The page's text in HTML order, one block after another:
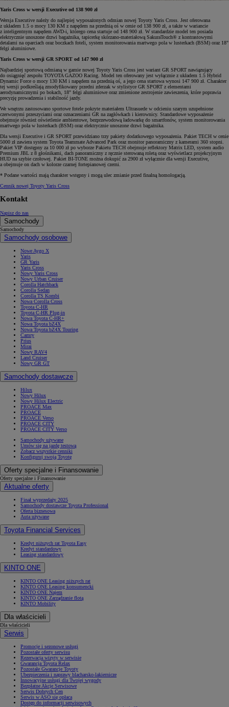
Yaris Cross w wersji Executive od 138 900 zł
Wersja Executive należy do najlepiej wyposażonych odmian nowej Toyoty Yaris Cross. Jest oferowana
z układem 1.5 o mocy 130 KM z napędem na przednią oś w cenie od 138 900 zł, a także w wariancie
z inteligentnym napędem AWD-i, którego cena startuje od 148 900 zł. W standardzie model ten posiada
elektrycznie unoszone drzwi bagażnika, tapicerkę skórzano-materiałową SakuraTouch® z kontrastowymi
detalami na oparciach oraz boczkach foteli, system monitorowania martwego pola w lusterkach (BSM) oraz 18"
felgi aluminiowe.
Yaris Cross w wersji GR SPORT od 147 900 zł
Najbardziej sportową odmianą w gamie nowej Toyoty Yaris Cross jest wariant GR SPORT nawiązujący
do osiągnięć zespołu TOYOTA GAZOO Racing. Model ten oferowany jest wyłącznie z układem 1.5 Hybrid
Dynamic Force o mocy 130 KM i napędem na przednią oś, a jego cena startowa wynosi 147 900 zł. Charakter
tej wersji podkreślają zmodyfikowany przedni zderzak w stylistyce GR SPORT z elementami
aerodynamicznymi po bokach, 18" felgi aluminiowe oraz zmienione zestrojenie zawieszenia, które poprawia
precyzję prowadzenia i stabilność jazdy.
We wnętrzu zastosowano sportowe fotele pokryte materiałem Ultrasuede w odcieniu szarym uzupełnione
czerwonymi przeszyciami oraz oznaczeniami GR na zagłówkach i kierownicy. Standardowe wyposażenie
obejmuje również oświetlenie ambientowe, bezprzewodową ładowarkę do smartfonów, system monitorowania
martwego pola w lusterkach (BSM) oraz elektrycznie unoszone drzwi bagażnika.
Dla wersji Executive i GR SPORT przewidziano trzy pakiety dodatkowego wyposażenia. Pakiet TECH w cenie
5000 zł zawiera system Toyota Teammate Advanced Park oraz monitor panoramiczny z kamerami 360 stopni.
Pakiet VIP dostępny za 10 000 zł po wyborze Pakietu TECH obejmuje reflektory Matrix LED, system audio
Premium JBL z 8 głośnikami, dach panoramiczny z ręcznie sterowaną roletą oraz wyświetlacz projekcyjnym
HUD na szybie czołowej. Pakiet BI-TONE można dokupić za 2900 zł wyłącznie dla wersji Executive,
a obejmuje on dach w kolorze czarnej fortepianowej czerni.
* Podane wartości mają charakter wstępny i mogą ulec zmianie przed finalną homologacją.
Cennik nowej Toyoty Yaris Cross
Kontakt
Napisz do nas
Samochody
Samochody
Samochody osobowe
Nowe Aygo X
Yaris
GR Yaris
Yaris Cross
Nowy Yaris Cross
Nowy Urban Cruiser
Corolla Hatchback
Corolla Sedan
Corolla TS Kombi
Nowa Corolla Cross
Toyota C-HR
Toyota C-HR Plug-in
Nowa Toyota C-HR+
Nowa Toyota bZ4X
Nowa Toyota bZ4X Touring
Camry
Prius
Mirai
Nowy RAV4
Land Cruiser
Nowy GR GT
Samochody dostawcze
Hilux
Nowy Hilux
Nowy Hilux Electric
PROACE Max
PROACE
PROACE Verso
PROACE CITY
PROACE CITY Verso
Samochody używane
Umów się na jazdę testową
Zobacz wszystkie cenniki
Konfiguruj swoją Toyotę
Oferty specjalne i Finansowanie
Oferty specjalne i Finansowanie
Aktualne oferty
Finał wyprzedaży 2025
Samochody dostawcze Toyota Professional
Oferta biznesowa
Auta używane
Toyota Financial Services
Kredyt niższych rat Toyota Easy
Kredyt standardowy
Leasing standardowy
KINTO ONE
KINTO ONE Leasing niższych rat
KINTO ONE Leasing konsumencki
KINTO ONE Najem
KINTO ONE Zarządzanie flotą
KINTO Mobility
Dla właścicieli
Dla właścicieli
Serwis
Promocje i sezonowe usługi
Pozostałe oferty serwisu
Rezerwacja wizyty w serwisie
Gwarancja Toyota Relax
Pozostałe Gwarancje Toyoty
Ubezpieczenia i naprawy blacharsko-lakiernicze
Innowacyjne usługi dla Twojej wygody
Bezpłatne Akcje Serwisowe
Serwis Dobrych Cen
Serwis w ASO się opłaca
Dostęp do informacji serwisowych